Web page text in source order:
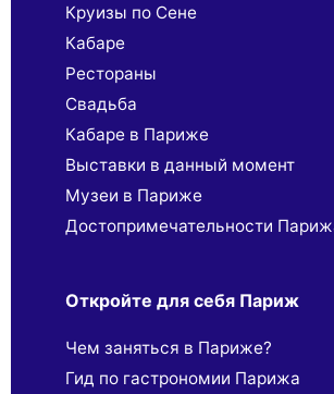
Круизы по Сене
Кабаре
Рестораны
Свадьба
Кабаре в Париже
Выставки в данный момент
Музеи в Париже
Достопримечательности
Откройте для себя Париж
Чем заняться в Париже?
Гид по гастрономии Парижа